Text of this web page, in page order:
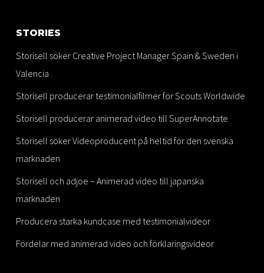
STORIES
Storisell söker Creative Project Manager Spain & Sweden i
Valencia
Storisell producerar testimonialfilmer för Scouts Worldwide
Storisell producerar animerad video till SuperAnnotate
Storisell söker Videoproducent på heltid för den svenska
marknaden
Storisell och adjoe – Animerad video till japanska
marknaden
Producera starka kundcase med testimonialvideor
Fördelar med animerad video och förklaringsvideor